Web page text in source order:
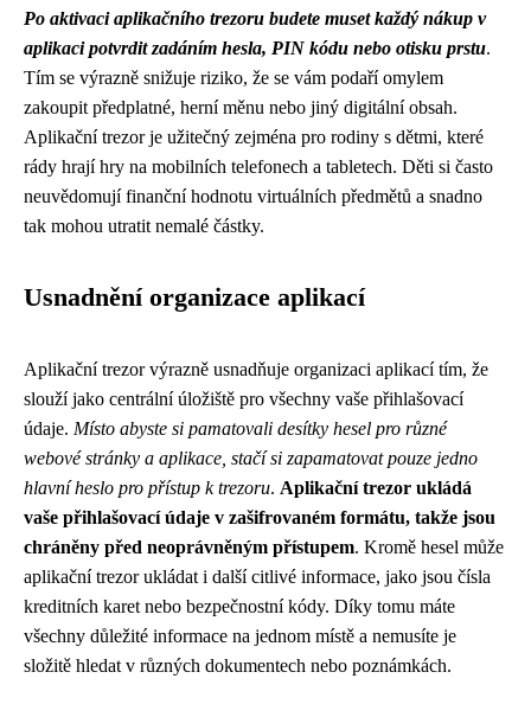
Po aktivaci aplikačního trezoru budete muset každý nákup v
aplikaci potvrdit zadáním hesla, PIN kódu nebo otisku prstu.
Tím se výrazně snižuje riziko, že se vám podaří omylem
zakoupit předplatné, herní měnu nebo jiný digitální obsah.
Aplikační trezor je užitečný zejména pro rodiny s dětmi, které
rády hrají hry na mobilních telefonech a tabletech. Děti si často
neuvědomují finanční hodnotu virtuálních předmětů a snadno
tak mohou utratit nemalé částky.
Usnadnění organizace aplikací
Aplikační trezor výrazně usnadňuje organizaci aplikací tím, že
slouží jako centrální úložiště pro všechny vaše přihlašovací
údaje. Místo abyste si pamatovali desítky hesel pro různé
webové stránky a aplikace, stačí si zapamatovat pouze jedno
hlavní heslo pro přístup k trezoru. Aplikační trezor ukládá
vaše přihlašovací údaje v zašifrovaném formátu, takže jsou
chráněny před neoprávněným přístupem. Kromě hesel může
aplikační trezor ukládat i další citlivé informace, jako jsou čísla
kreditních karet nebo bezpečnostní kódy. Díky tomu máte
všechny důležité informace na jednom místě a nemusíte je
složitě hledat v různých dokumentech nebo poznámkách.